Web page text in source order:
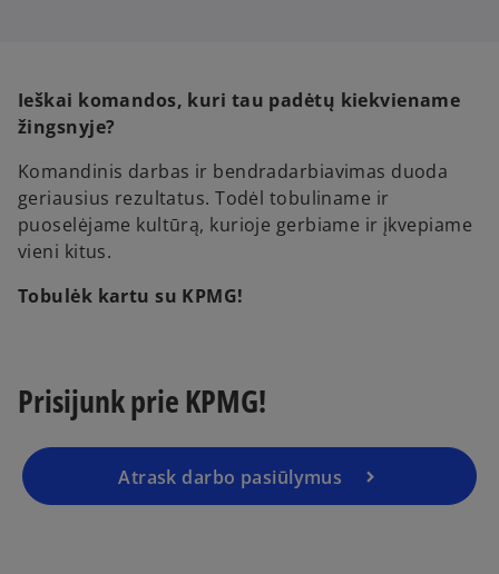
Ieškai komandos, kuri tau padėtų kiekviename
žingsnyje?
Komandinis darbas ir bendradarbiavimas duoda
geriausius rezultatus. Todėl tobuliname ir
puoselėjame kultūrą, kurioje gerbiame ir įkvepiame
vieni kitus.
Tobulėk kartu su KPMG!
Prisijunk prie KPMG!
Atrask darbo pasiūlymus